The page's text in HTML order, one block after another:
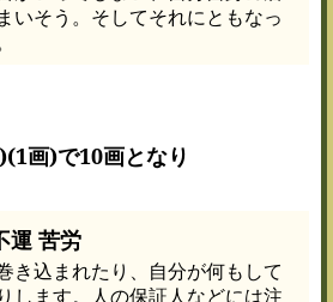
いそう。そしてそれにともなっ
画)で10画となり
運 苦労
き込まれたり、自分が何もして
します。人の保証人などには注